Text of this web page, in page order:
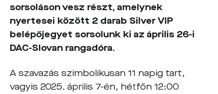
sorsoláson vesz részt, amelynek
nyertesei között 2 darab Silver VIP
belépőjegyet sorsolunk ki az április 26-i
DAC-Slovan rangadóra.
A szavazás szimbolikusan 11 napig tart,
vagyis 2025. április 7-én, hétfőn 12:00